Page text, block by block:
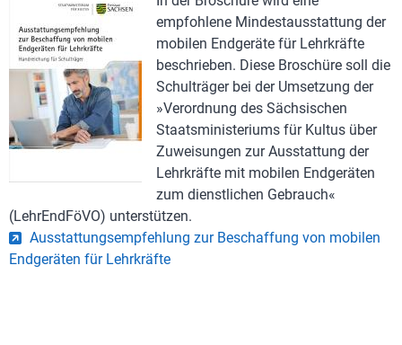
empfohlene Mindestausstattung der
mobilen Endgeräte für Lehrkräfte
beschrieben. Diese Broschüre soll die
Schulträger bei der Umsetzung der
»Verordnung des Sächsischen
Staatsministeriums für Kultus über
Zuweisungen zur Ausstattung der
Lehrkräfte mit mobilen Endgeräten
zum dienstlichen Gebrauch«
(LehrEndFöVO) unterstützen.
Ausstattungsempfehlung zur Beschaffung von mobilen
Endgeräten für Lehrkräfte